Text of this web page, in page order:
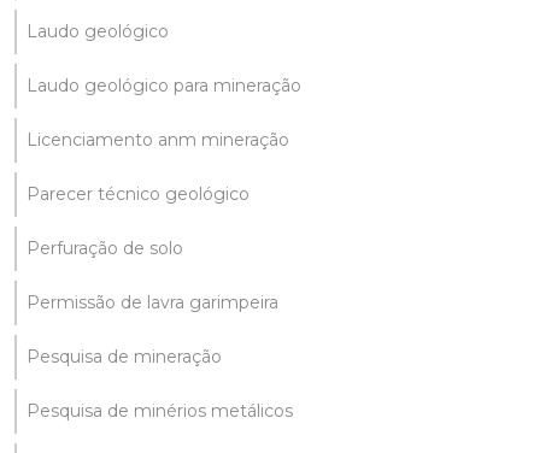
Laudo geológico
Laudo geológico para mineração
Licenciamento anm mineração
Parecer técnico geológico
Perfuração de solo
Permissão de lavra garimpeira
Pesquisa de mineração
Pesquisa de minérios metálicos